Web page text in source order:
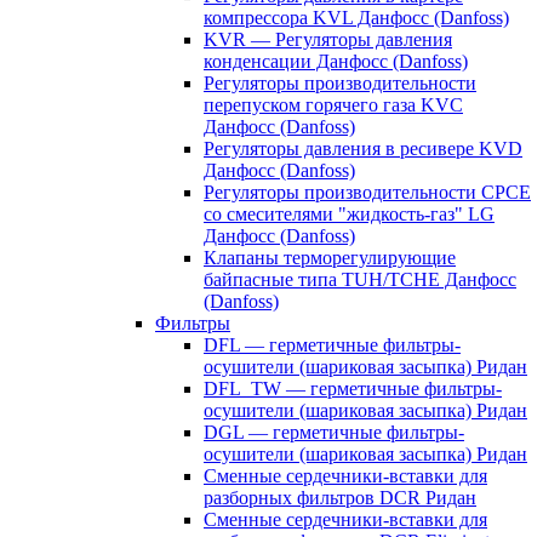
компрессора KVL Данфосс (Danfoss)
KVR — Регуляторы давления
конденсации Данфосс (Danfoss)
Регуляторы производительности
перепуском горячего газа KVC
Данфосс (Danfoss)
Регуляторы давления в ресивере KVD
Данфосс (Danfoss)
Регуляторы производительности CPCE
со смесителями "жидкость-газ" LG
Данфосс (Danfoss)
Клапаны терморегулирующие
байпасные типа TUH/TCHE Данфосс
(Danfoss)
Фильтры
DFL — герметичные фильтры-
осушители (шариковая засыпка) Ридан
DFL_TW — герметичные фильтры-
осушители (шариковая засыпка) Ридан
DGL — герметичные фильтры-
осушители (шариковая засыпка) Ридан
Сменные сердечники-вставки для
разборных фильтров DCR Ридан
Сменные сердечники-вставки для